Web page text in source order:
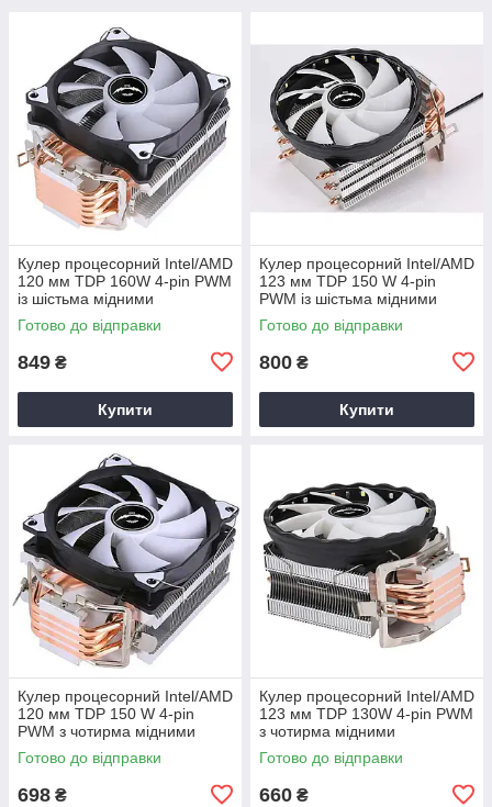
Кулер процесорний Intel/AMD
120 мм TDP 160W 4-pin PWM
із шістьма мідними
тепловими трубками
Готово до відправки
849 ₴
Купити
Кулер процесорний Intel/AMD
123 мм TDP 150 W 4-pin
PWM із шістьма мідними
тепловими трубками
Готово до відправки
800 ₴
Купити
Кулер процесорний Intel/AMD
120 мм TDP 150 W 4-pin
PWM з чотирма мідними
тепловими трубками
Готово до відправки
698 ₴
Кулер процесорний Intel/AMD
123 мм TDP 130W 4-pin PWM
з чотирма мідними
тепловими трубками
Готово до відправки
660 ₴